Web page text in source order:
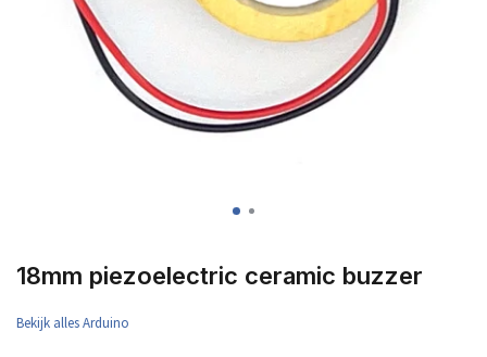
18mm piezoelectric ceramic buzzer
Bekijk alles Arduino